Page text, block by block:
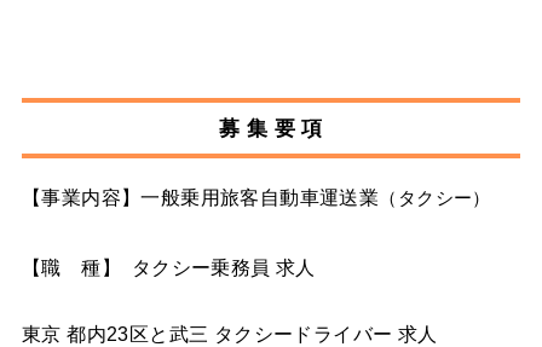
募 集 要 項
【事業内容】一般乗用旅客自動車運送業 （タクシー）
【職 種】 タクシー乗務員 求人
東京 都内23区と武三 タクシードライバー 求人